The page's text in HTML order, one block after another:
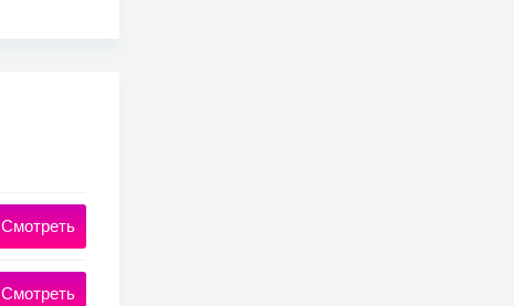
Смотреть
Смотреть